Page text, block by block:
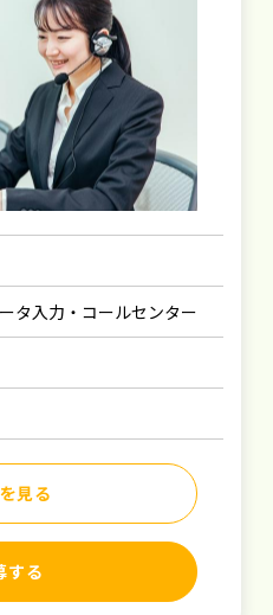
タ入力・コールセンター
見る
する